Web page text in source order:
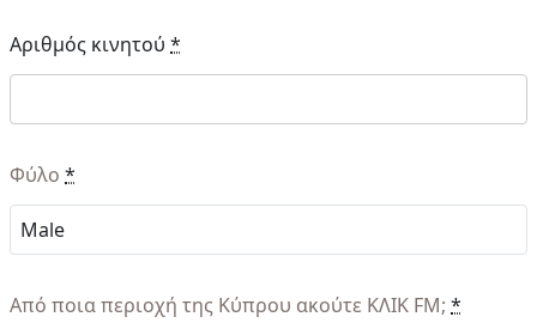
Αριθμός κινητού *
Φύλο *
Από ποια περιοχή της Κύπρου ακούτε ΚΛΙΚ FM; *